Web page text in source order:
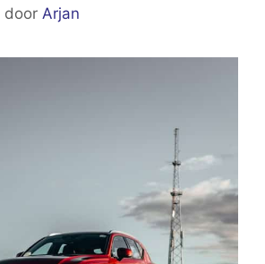
door Arjan